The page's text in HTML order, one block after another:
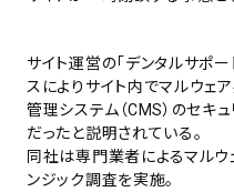
サイト運営の「デンタルサポ
スによりサイト内でマルウェ
管理システム（CMS）のセキ
だったと説明されている。
同社は専門業者によるマルウ
ンジック調査を実施。